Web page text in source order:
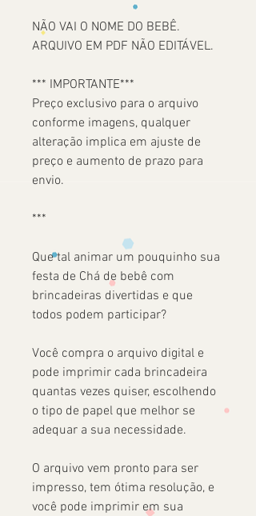
NÃO VAI O NOME DO BEBÊ.
ARQUIVO EM PDF NÃO EDITÁVEL.
*** IMPORTANTE***
Preço exclusivo para o arquivo
conforme imagens, qualquer
alteração implica em ajuste de
preço e aumento de prazo para
envio.
***
Que tal animar um pouquinho sua
festa de Chá de bebê com
brincadeiras divertidas e que
todos podem participar?
Você compra o arquivo digital e
pode imprimir cada brincadeira
quantas vezes quiser, escolhendo
o tipo de papel que melhor se
adequar a sua necessidade.
O arquivo vem pronto para ser
impresso, tem ótima resolução, e
você pode imprimir em sua